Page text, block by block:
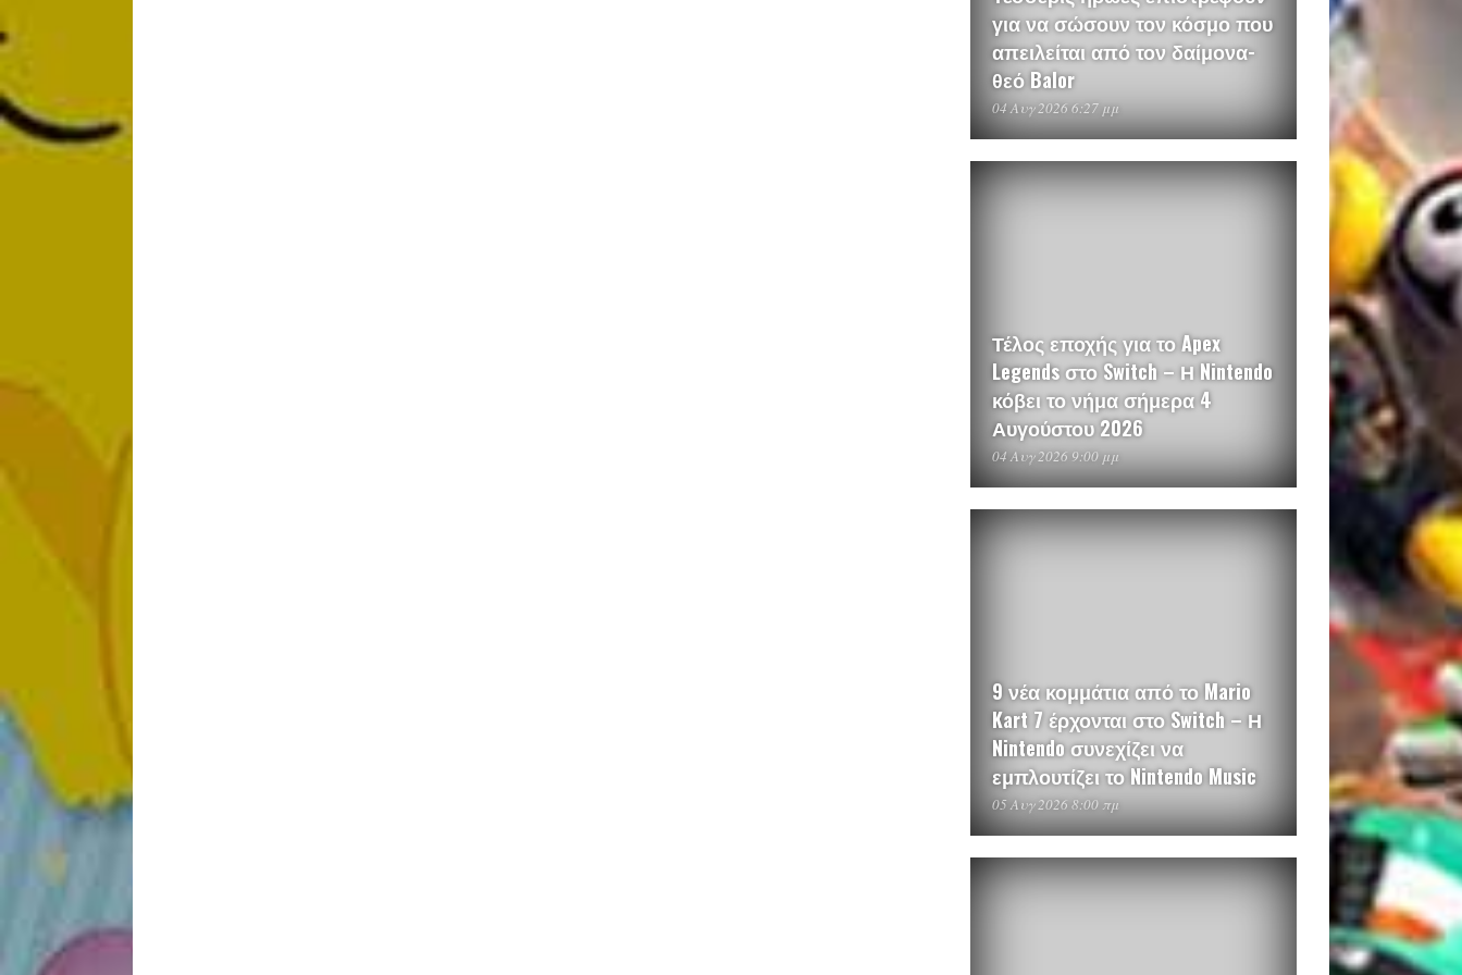
για να σώσουν τον κόσμο που
απειλείται από τον δαίμονα-
θεό Balor
04 Αυγ 2026 6:27 μμ
Τέλος εποχής για το Apex
Legends στο Switch – Η Nintendo
κόβει το νήμα σήμερα 4
Αυγούστου 2026
04 Αυγ 2026 9:00 μμ
9 νέα κομμάτια από το Mario
Kart 7 έρχονται στο Switch – Η
Nintendo συνεχίζει να
εμπλουτίζει το Nintendo Music
05 Αυγ 2026 8:00 πμ